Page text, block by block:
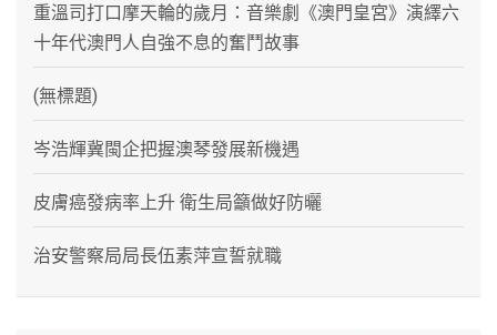
重溫司打口摩天輪的歲月：音樂劇《澳門皇宮》演繹六
十年代澳門人自強不息的奮鬥故事
(無標題)
岑浩輝冀閩企把握澳琴發展新機遇
皮膚癌發病率上升 衛生局籲做好防曬
治安警察局局長伍素萍宣誓就職